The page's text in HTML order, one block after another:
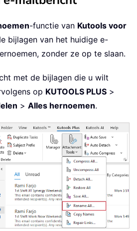
-functie van Kutools voor
bijlagen van het huidige e-
zonder ze op te slaan.
met de bijlagen die u wilt
op KUTOOLS PLUS >
> Alles hernoemen.